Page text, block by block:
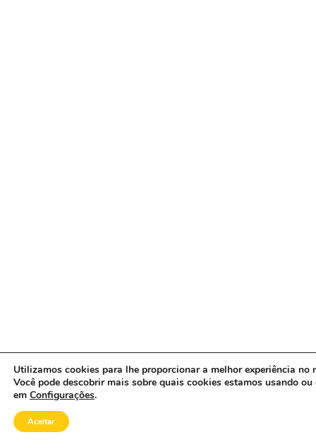
Utilizamos cookies para lhe proporcionar a melhor experiência no
Você pode descobrir mais sobre quais cookies estamos usando
em Configurações.
Aceitar